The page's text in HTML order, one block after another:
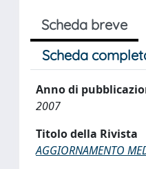
Scheda breve
Scheda
Anno di
2007
Titolo della Rivista
AGGIORNAMENTO